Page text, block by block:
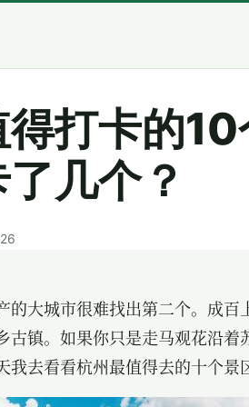
打卡的10
几个？
大城市很难找出第二个。成百
古镇。如果你只是走马观花沿着
去看看杭州最值得去的十个景